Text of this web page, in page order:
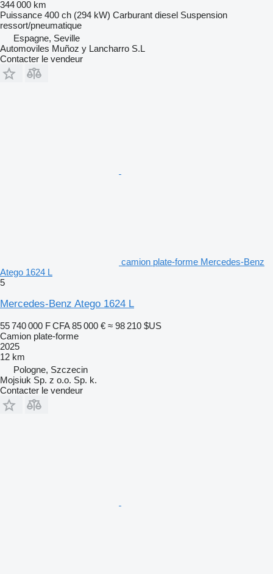
344 000 km
Puissance 400 ch (294 kW) Carburant diesel Suspension
ressort/pneumatique
Espagne, Seville
Automoviles Muñoz y Lancharro S.L
Contacter le vendeur
camion plate-forme Mercedes-Benz
Atego 1624 L
5
Mercedes-Benz Atego 1624 L
55 740 000 F CFA 85 000 € ≈ 98 210 $US
Camion plate-forme
2025
12 km
Pologne, Szczecin
Mojsiuk Sp. z o.o. Sp. k.
Contacter le vendeur